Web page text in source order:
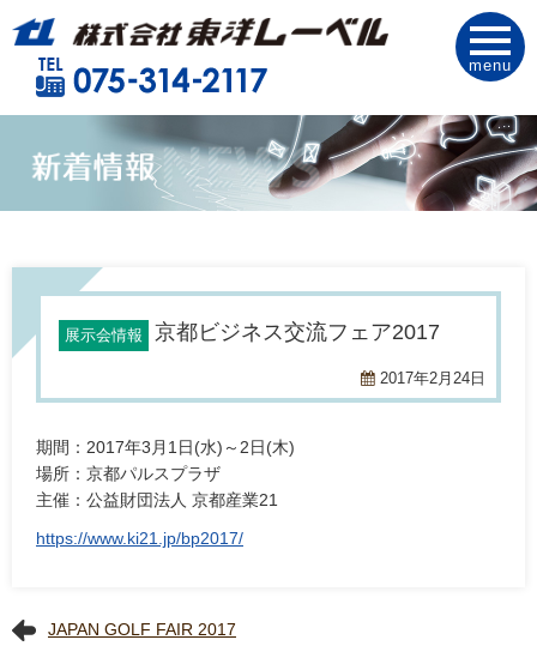
menu
展示会情報 京都ビジネス交流フェア2017
2017年2月24日
期間：2017年3月1日(水)～2日(木)
場所：京都パルスプラザ
主催：公益財団法人 京都産業21
https://www.ki21.jp/bp2017/
JAPAN GOLF FAIR 2017